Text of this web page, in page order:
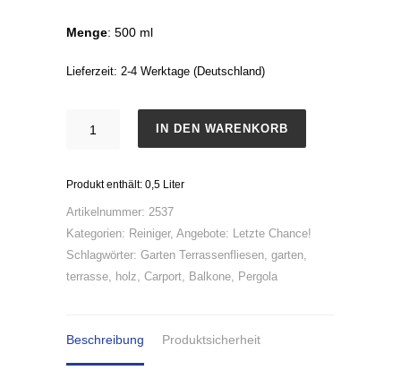
Menge: 500 ml
Lieferzeit: 2-4 Werktage (Deutschland)
Menge
IN DEN WARENKORB
Produkt enthält: 0,5 Liter
Artikelnummer: 2537
Kategorien: Reiniger, Angebote: Letzte Chance!
Schlagwörter: Garten Terrassenfliesen, garten,
terrasse, holz, Carport, Balkone, Pergola
Beschreibung Produktsicherheit